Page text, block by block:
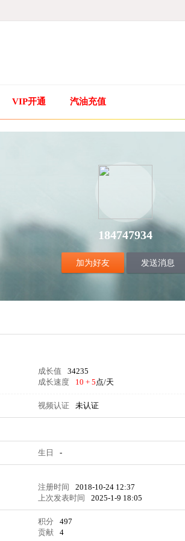
VIP开通 汽油充值
184747934
加为好友 发送消息
成长值 34235
成长速度
10 + 5点/天
视频认证 未认证
生日 -
注册时间 2018-10-24 12:37
上次发表时间 2025-1-9 18:05
积分 497
贡献 4